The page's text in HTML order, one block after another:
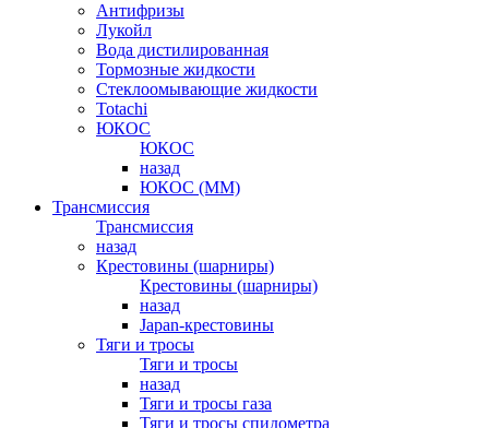
Антифризы
Лукойл
Вода дистилированная
Тормозные жидкости
Стеклоомывающие жидкости
Totachi
ЮКОС
ЮКОС
назад
ЮКОС (ММ)
Трансмиссия
Трансмиссия
назад
Крестовины (шарниры)
Крестовины (шарниры)
назад
Japan-крестовины
Тяги и тросы
Тяги и тросы
назад
Тяги и тросы газа
Тяги и тросы спидометра